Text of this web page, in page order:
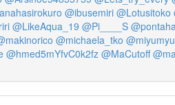
@ibusemiri @Lotusitoko
@LikeAqua_19 @Pi____S
@michaela_tko
@hmed5mYfvC0k2fz @MaCutoff